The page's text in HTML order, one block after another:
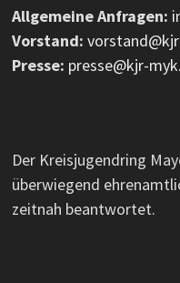
Allgemeine Anfragen:
Vorstand:
Presse: presse@kjr-
Der Kreisjugendring
überwiegend
zeitnah beantwortet.